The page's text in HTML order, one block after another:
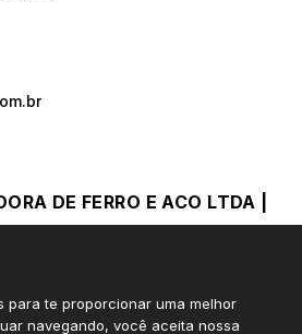
DE FERRO E ACO LTDA |
para te proporcionar uma melhor
navegando, você aceita nossa